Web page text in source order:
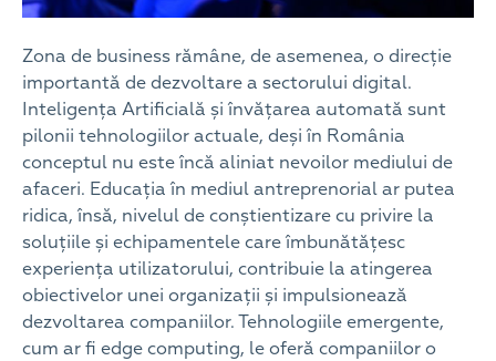
Zona de business rămâne, de asemenea, o direcție
importantă de dezvoltare a sectorului digital.
Inteligența Artificială și învățarea automată sunt
pilonii tehnologiilor actuale, deși în România
conceptul nu este încă aliniat nevoilor mediului de
afaceri. Educația în mediul antreprenorial ar putea
ridica, însă, nivelul de conștientizare cu privire la
soluțiile și echipamentele care îmbunătățesc
experiența utilizatorului, contribuie la atingerea
obiectivelor unei organizații și impulsionează
dezvoltarea companiilor. Tehnologiile emergente,
cum ar fi edge computing, le oferă companiilor o